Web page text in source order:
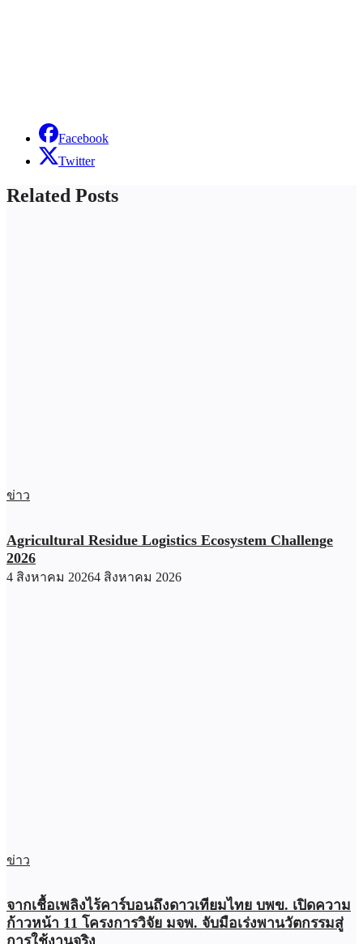
Facebook
Twitter
Related Posts
ข่าว
Agricultural Residue Logistics Ecosystem Challenge
2026
4 สิงหาคม 20264 สิงหาคม 2026
ข่าว
จากเชื้อเพลิงไร้คาร์บอนถึงดาวเทียมไทย บพข. เปิดความ
ก้าวหน้า 11 โครงการวิจัย มจพ. จับมือเร่งพานวัตกรรมสู่